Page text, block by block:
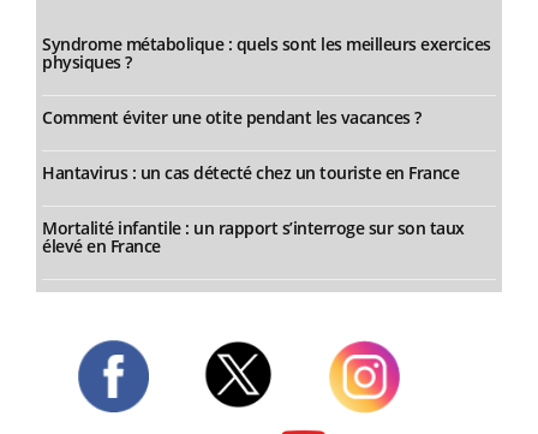
Syndrome métabolique : quels sont les meilleurs exercices
physiques ?
Comment éviter une otite pendant les vacances ?
Hantavirus : un cas détecté chez un touriste en France
Mortalité infantile : un rapport s’interroge sur son taux
élevé en France